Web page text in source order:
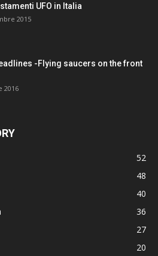
UFO in Italia
2015
-Flying saucers on the front
2016
52
48
40
36
27
20